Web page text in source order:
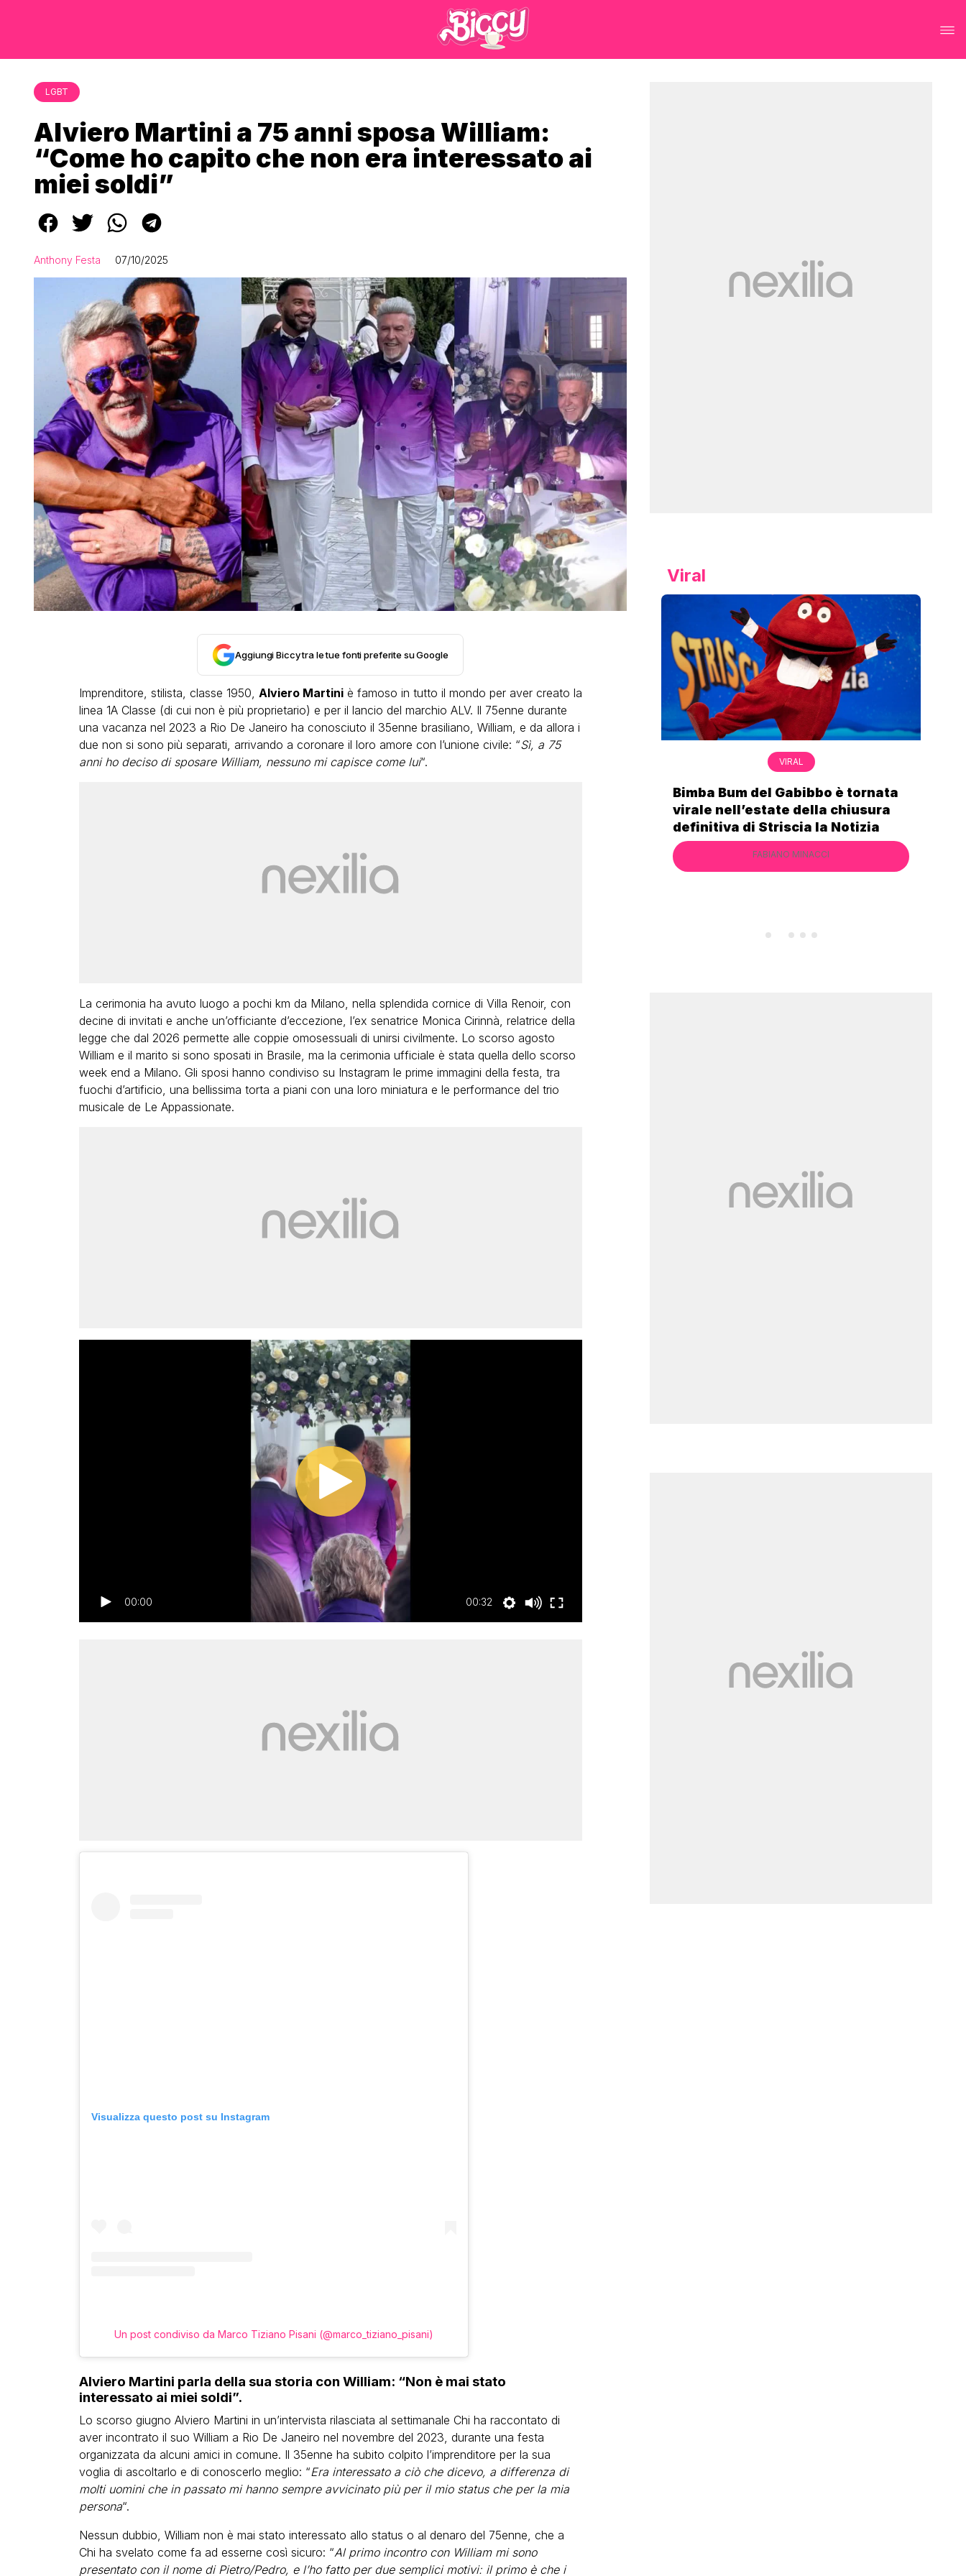
LGBT
Alviero Martini a 75 anni sposa William:
“Come ho capito che non era interessato ai
miei soldi”
Anthony Festa 07/10/2025
Aggiungi Biccy tra le tue fonti preferite su Google
Imprenditore, stilista, classe 1950, Alviero Martiniè famoso in tutto il mondo per aver creato la
linea 1A Classe (di cui non è più proprietario) e per il lancio del marchio ALV. Il 75enne durante
una vacanza nel 2023 a Rio De Janeiro ha conosciuto il 35enne brasiliano, William, e da allora i
due non si sono più separati, arrivando a coronare il loro amore con l’unione civile: “Sì, a 75
anni ho deciso di sposare William, nessuno mi capisce come lui“.
La cerimonia ha avuto luogo a pochi km da Milano, nella splendida cornice di Villa Renoir, con
decine di invitati e anche un’officiante d’eccezione, l’ex senatrice Monica Cirinnà, relatrice della
legge che dal 2026 permette alle coppie omosessuali di unirsi civilmente. Lo scorso agosto
William e il marito si sono sposati in Brasile, ma la cerimonia ufficiale è stata quella dello scorso
week end a Milano. Gli sposi hanno condiviso su Instagram le prime immagini della festa, tra
fuochi d’artificio, una bellissima torta a piani con una loro miniatura e le performance del trio
musicale de Le Appassionate.
00:00 00:32
Visualizza questo post su Instagram
Un post condiviso da Marco Tiziano Pisani (@marco_tiziano_pisani)
Alviero Martini parla della sua storia con William: “Non è mai stato
interessato ai miei soldi”.
Lo scorso giugno Alviero Martini in un’intervista rilasciata al settimanale Chi ha raccontato di
aver incontrato il suo William a Rio De Janeiro nel novembre del 2023, durante una festa
organizzata da alcuni amici in comune. Il 35enne ha subito colpito l’imprenditore per la sua
voglia di ascoltarlo e di conoscerlo meglio: “Era interessato a ciò che dicevo, a differenza di
molti uomini che in passato mi hanno sempre avvicinato più per il mio status che per la mia
persona“.
Nessun dubbio, William non è mai stato interessato allo status o al denaro del 75enne, che a
Chi ha svelato come fa ad esserne così sicuro: “Al primo incontro con William mi sono
presentato con il nome di Pietro/Pedro, e l’ho fatto per due semplici motivi: il primo è che i
Viral
VIRAL
Bimba Bum del Gabibbo è tornata
virale nell’estate della chiusura
definitiva di Striscia la Notizia
FABIANO MINACCI